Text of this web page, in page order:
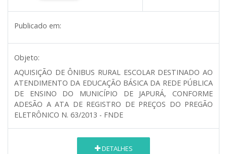
Publicado em:
Objeto:
AQUISIÇÃO DE ÔNIBUS RURAL ESCOLAR DESTINADO AO
ATENDIMENTO DA EDUCAÇÃO BÁSICA DA REDE PÚBLICA
DE ENSINO DO MUNICÍPIO DE JAPURÁ, CONFORME
ADESÃO A ATA DE REGISTRO DE PREÇOS DO PREGÃO
ELETRÔNICO N. 63/2013 - FNDE
DETALHES